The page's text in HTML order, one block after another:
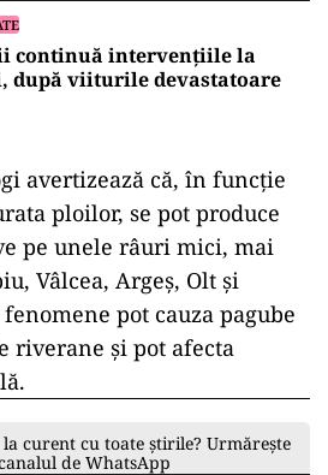
continuă intervențiile la
după viiturile devastatoare
avertizează că, în funcție
ploilor, se pot produce
pe unele râuri mici, mai
Vâlcea, Argeș, Olt și
pot cauza pagube
riverane și pot afecta
curent cu toate știrile? Urmărește
de WhatsApp